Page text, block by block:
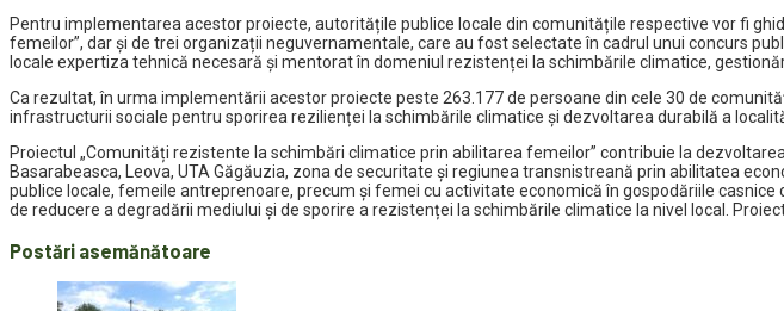
Pentru implementarea acestor proiecte, autoritățile publice locale din comunitățile respective vor fi
femeilor”, dar și de trei organizații neguvernamentale, care au fost selectate în cadrul unui concurs
locale expertiza tehnică necesară și mentorat în domeniul rezistenței la schimbările climatice,
Ca rezultat, în urma implementării acestor proiecte peste 263.177 de persoane din cele 30 de
infrastructurii sociale pentru sporirea rezilienței la schimbările climatice și dezvoltarea durabilă a
Proiectul „Comunități rezistente la schimbări climatice prin abilitarea femeilor” contribuie la
Basarabeasca, Leova, UTA Găgăuzia, zona de securitate și regiunea transnistreană prin abilitatea
publice locale, femeile antreprenoare, precum și femei cu activitate economică în gospodăriile
de reducere a degradării mediului și de sporire a rezistenței la schimbările climatice la nivel local.
Postări asemănătoare